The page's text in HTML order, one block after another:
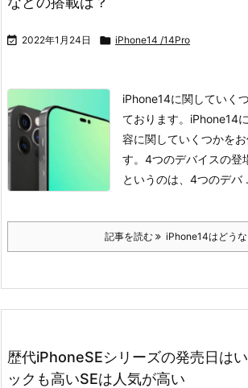
 2022年1月24日  iPhone14 /14Pro
iPhone14に関していく
ております。 iPhone14
容に関していくつかを
す。 4つのデバイスの登
というのは、4つのデバ
記事を読む iPhone14はどうな
歴代iPhoneSEシリーズの発売日は
ックも高いSEは人気が高い